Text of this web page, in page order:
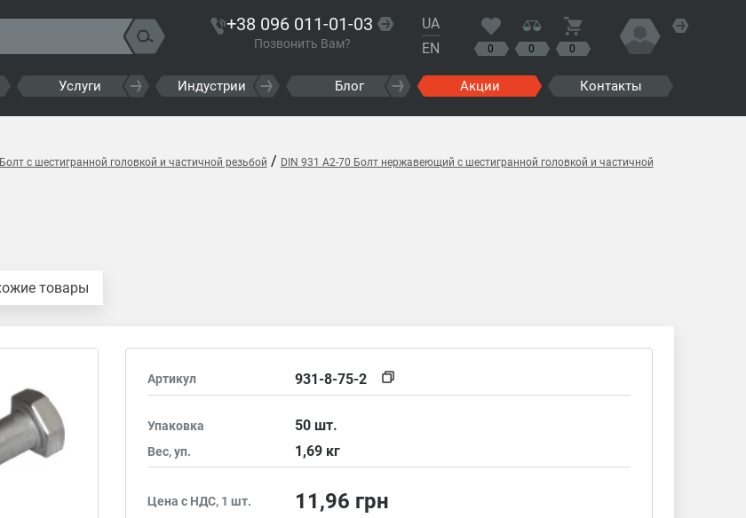
+38 096 011-01-03
Позвонить Вам?
UA
EN
0 0 0
Услуги Индустрии Блог Акции Контакты
с шестигранной головкой и частичной резьбой / DIN 931 A2-70 Болт нержавеющий с шестигранной головкой и частичной
товары
Артикул 931-8-75-2
Упаковка 50шт.
Вес, уп. 1,69 кг
Цена с НДС, 1 шт. 11,96 грн